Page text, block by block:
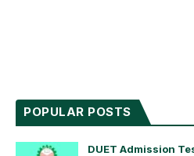
POPULAR POSTS
DUET Admission